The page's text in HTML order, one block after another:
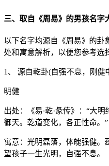
三、取自《周易》的男孩名字
以下名字均源自《周易》的卦
处和寓意解析，以便您参考选
1、 源自乾卦(自强不息，刚健
明健
出处：《易·乾·彖传》：“大
御天。乾道变化，各正性命。”
寓意：光明磊落，体魄强健。
望孩子一生光明，自强不息。